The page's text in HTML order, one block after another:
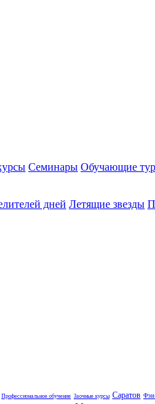
Семинары Обучающие
дней Летящие звезды
Профессиональное обучение Заочные курсы Саратов